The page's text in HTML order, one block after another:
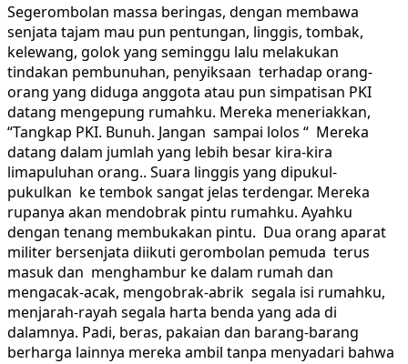
Segerombolan massa beringas, dengan membawa
senjata tajam mau pun pentungan, linggis, tombak,
kelewang, golok yang seminggu lalu melakukan
tindakan pembunuhan, penyiksaan terhadap orang-
orang yang diduga anggota atau pun simpatisan PKI
datang mengepung rumahku. Mereka meneriakkan,
“Tangkap PKI. Bunuh. Jangan sampai lolos “ Mereka
datang dalam jumlah yang lebih besar kira-kira
limapuluhan orang.. Suara linggis yang dipukul-
pukulkan ke tembok sangat jelas terdengar. Mereka
rupanya akan mendobrak pintu rumahku. Ayahku
dengan tenang membukakan pintu. Dua orang aparat
militer bersenjata diikuti gerombolan pemuda terus
masuk dan menghambur ke dalam rumah dan
mengacak-acak, mengobrak-abrik segala isi rumahku,
menjarah-rayah segala harta benda yang ada di
dalamnya. Padi, beras, pakaian dan barang-barang
berharga lainnya mereka ambil tanpa menyadari bahwa